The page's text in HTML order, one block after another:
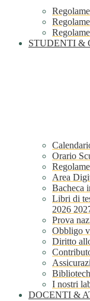
STUDENTI &
Orario
Area
Bacheca
Libri di
2026
Prova
Obbligo
Diritto
I nostri
DOCENTI &